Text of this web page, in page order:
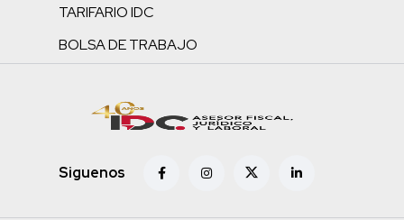
TARIFARIO IDC
BOLSA DE TRABAJO
Siguenos